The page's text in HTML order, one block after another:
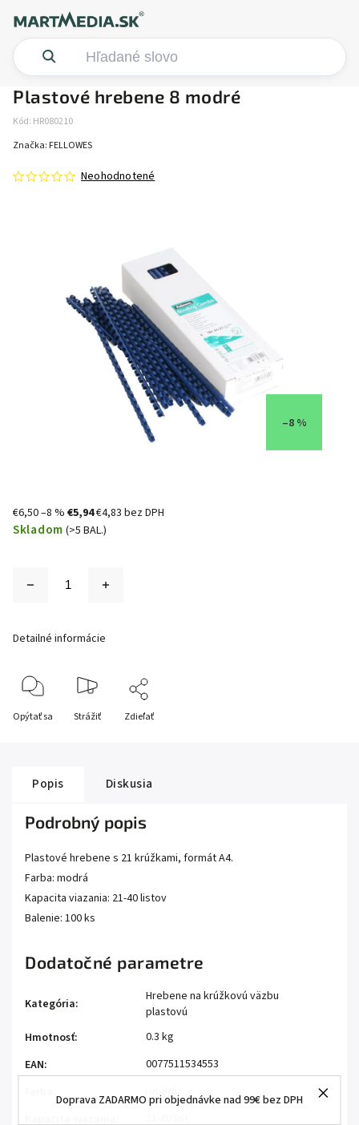
Doprava ZADARMO pri objednávke nad 99€ bez DPH
Plastové hrebene 8 modré
Kód: HR080210
Neohodnotené
Značka: FELLOWES
–8 %
€6,50–8 % €5,94€4,83 bez DPH
Skladom (>5 BAL.)
Detailné informácie
Opýtať sa Strážiť Zdieľať
Popis Diskusia
Podrobný popis
Plastové hrebene s 21 krúžkami, formát A4.
Farba: modrá
Kapacita viazania: 21-40 listov
Balenie: 100 ks
Dodatočné parametre
Kategória:
Hrebene na krúžkovú väzbu
plastovú
Hmotnosť:
0.3 kg
EAN:
0077511534553
modrá